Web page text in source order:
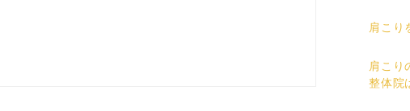
肩こ
肩こり
整体院